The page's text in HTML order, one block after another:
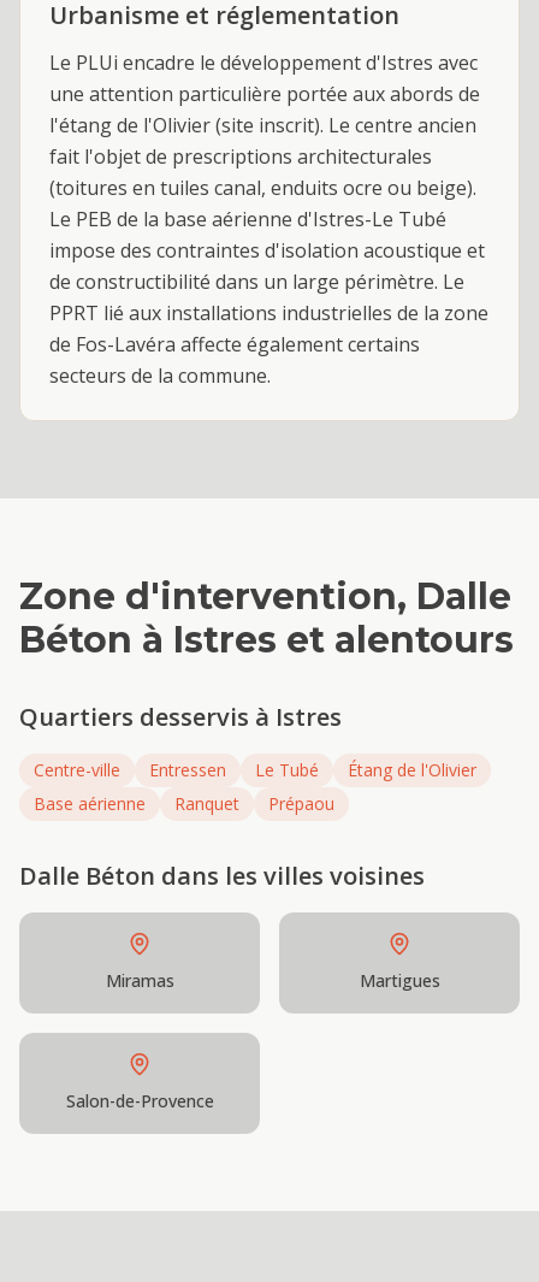
Urbanisme et réglementation
Le PLUi encadre le développement d'Istres avec
une attention particulière portée aux abords de
l'étang de l'Olivier (site inscrit). Le centre ancien
fait l'objet de prescriptions architecturales
(toitures en tuiles canal, enduits ocre ou beige).
Le PEB de la base aérienne d'Istres-Le Tubé
impose des contraintes d'isolation acoustique et
de constructibilité dans un large périmètre. Le
PPRT lié aux installations industrielles de la zone
de Fos-Lavéra affecte également certains
secteurs de la commune.
Zone d'intervention, Dalle
Béton à Istres et alentours
Quartiers desservis à Istres
Centre-ville Entressen Le Tubé
Étang de l'Olivier
Base aérienne
Ranquet Prépaou
Dalle Béton dans les villes voisines
Miramas Martigues
Salon-de-Provence